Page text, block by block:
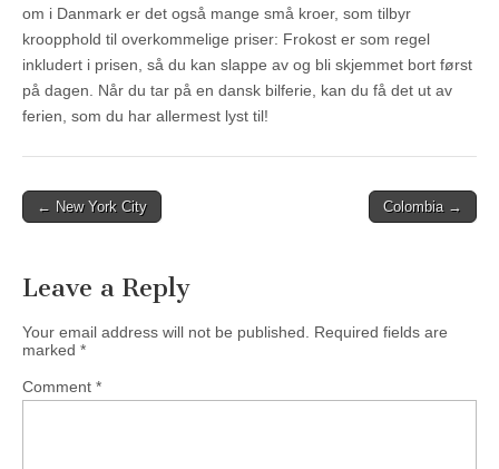
om i Danmark er det også mange små kroer, som tilbyr
kroopphold til overkommelige priser: Frokost er som regel
inkludert i prisen, så du kan slappe av og bli skjemmet bort først
på dagen. Når du tar på en dansk bilferie, kan du få det ut av
ferien, som du har allermest lyst til!
Post
← New York City Colombia →
Leave a Reply
Your email address will not be published. Required fields are
marked *
Comment *